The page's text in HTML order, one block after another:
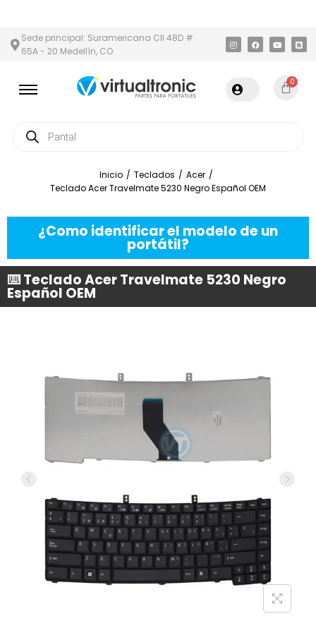
Sede principal: Suramericana Cll 48D #
65A - 20 Medellín, CO
0
Inicio / Teclados / Acer /
Teclado Acer Travelmate 5230 Negro Español OEM
¿Como identificar el modelo de un
portátil?
⌨️ Teclado Acer Travelmate 5230 Negro
Español OEM